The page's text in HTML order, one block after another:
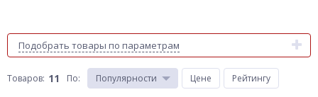
Подобрать товары по параметрам
Товаров: 11 По: Популярности Цене Рейтингу